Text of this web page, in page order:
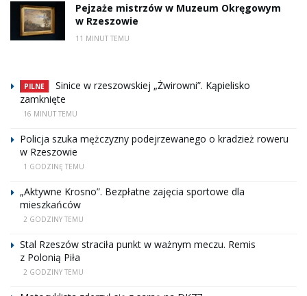
Pejzaże mistrzów w Muzeum Okręgowym
w Rzeszowie
11 MINUT TEMU
PILNE
Sinice w rzeszowskiej „Żwirowni”. Kąpielisko
zamknięte
16 MINUT TEMU
Policja szuka mężczyzny podejrzewanego o kradzież roweru
w Rzeszowie
1 GODZINĘ TEMU
„Aktywne Krosno”. Bezpłatne zajęcia sportowe dla
mieszkańców
2 GODZINY TEMU
Stal Rzeszów straciła punkt w ważnym meczu. Remis
z Polonią Piła
2 GODZINY TEMU